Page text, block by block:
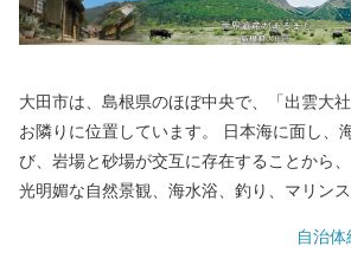
大田市は、島根県のほぼ中央で、「出雲大
お隣りに位置しています。 日本海に面し、
び、岩場と砂場が交互に存在することから
光明媚な自然景観、海水浴、釣り、マリンス
立公園に属する三瓶山や多くの温泉があり
自治体